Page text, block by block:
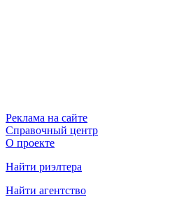
Реклама на сайте
Справочный центр
О проекте
Найти риэлтера
Найти агентство